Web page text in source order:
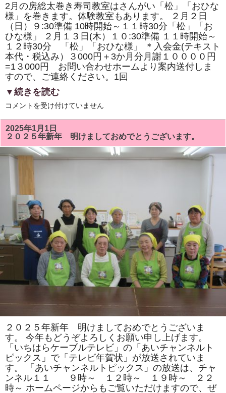
巻
き
ま
す。
体
験
教
室
も
あ
り
す。
2月の房総太巻き寿司教室はさんがい「松」「おひな
様」を巻きます。体験教室もあります。 ２月２日
（日）９:30準備 10時開始～１１時30分「松」「お
ひな様」 ２月１３日(木）１０:30準備 １１時開始～
１２時30分 「松」「おひな様」 ＊入会金(テキスト
本代・税込み）３000円＋3か月分月謝１００００円
=1３000円 お問い合わせホームより案内送付しま
すので、ご連絡ください。1回
▼続きを読む
２
の
房
総
太
巻
き
は
「松」
「お
な
様」
を
巻
験
も
り
ま
す。
は
コメントを受け付けていません
2025年1月1日
２０２５年新年 明けましておめでとうございます。
２０２５年新年 明けましておめでとうございま
す。 今年もどうぞよろしくお願い申し上げます。
「いちはらケーブルテレビ」の「あいチャンネルト
ピックス」で「テレビ年賀状」が放送されていま
す。 「あいチャンネルトピックス」の放送は、チャ
ンネル１１ ９時～ １２時～ １９時～ ２２
時～ ホームページからもご覧いただけますので、ぜ